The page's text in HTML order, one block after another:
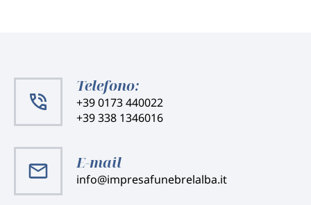
Telefono:
+39 0173 440022
+39 338 1346016
E-mail
info@impresafunebrelalba.it